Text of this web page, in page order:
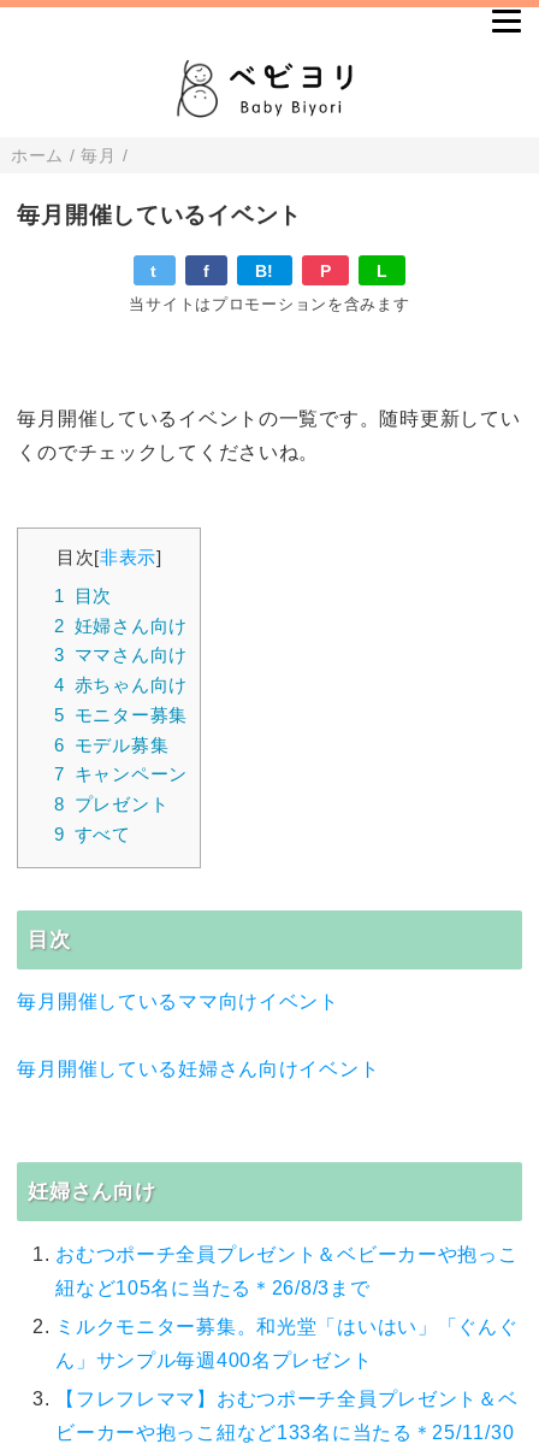
ホーム /毎月 /
毎月開催しているイベント
t f B! P L
当サイトはプロモーションを含みます
毎月開催しているイベントの一覧です。随時更新してい
くのでチェックしてくださいね。
目次[非表示]
1
目次
2 妊婦さん向け
3 ママさん向け
4 赤ちゃん向け
5 モニター募集
6 モデル募集
7 キャンペーン
8 プレゼント
9 すべて
目次
毎月開催しているママ向けイベント
毎月開催している妊婦さん向けイベント
妊婦さん向け
おむつポーチ全員プレゼント＆ベビーカーや抱っこ
紐など105名に当たる＊26/8/3まで
ミルクモニター募集。和光堂「はいはい」「ぐんぐ
ん」サンプル毎週400名プレゼント
【フレフレママ】おむつポーチ全員プレゼント＆ベ
ビーカーや抱っこ紐など133名に当たる＊25/11/30